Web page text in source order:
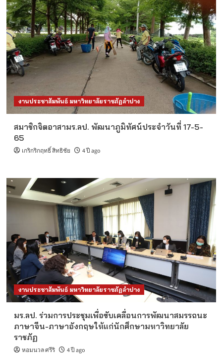
2
ข่าวรับสมัครงานมหาวิทยาลัย ประจำปี 2569
รับสมัครบุคคลเพื่อสอบแข่งขันเป็นพนักงาน
มหาวิทยาลัย ตำแหน่งประเภทวิชาการ งบเงิน
รายได้ จำนวน 1 อัตรา
ข่าวรับสมัครงานมหาวิทยาลัย ประจำปี 2569
รับสมัครบุคคลเพื่อสอบแข่งขันเป็นพนักงาน
มหาวิทยาลัย ตำแหน่งประเภทวิชาการ งบเงิน
รายได้ จำนวน 1 อัตรา
ข่าวรับสมัครงานมหาวิทยาลัย ประจำปี 2569
พนักงานมหาวิทยาลัย ตำแหน่งประเภทวิชาการ
งบรายได้
ข่าวรับสมัครงานมหาวิทยาลัย ประจำปี 2569
ประกาศรายชื่อผู้ผ่านเกณฑ์การสอบแข่งขันเป็น
พนักงานมหาวิทยาลัย ตำแหน่งประเภทวิชาการ
งานประชาสัมพันธ์ มหาวิทยาลัยราชภัฏลำปาง
สมาชิกจิตอาสามร.ลป. พัฒนาภูมิทัศน์ประจำวันที่ 17-5-
65
เกริกริกฤทธิ์ สิทธิชัย 4 ปี ago
งานประชาสัมพันธ์ มหาวิทยาลัยราชภัฏลำปาง
มร.ลป. ร่วมการประชุมเพื่อขับเคลื่อนการพัฒนาสมรรถนะ
ภาษาจีน-ภาษาอังกฤษให้แก่นักศึกษามหาวิทยาลัย
ราชภัฏ
หอมนวล ศรีริ 4 ปี ago